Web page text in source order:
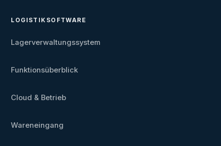
LOGISTIKSOFTWARE
Lagerverwaltungssystem
Funktionsüberblick
Cloud & Betrieb
Wareneingang